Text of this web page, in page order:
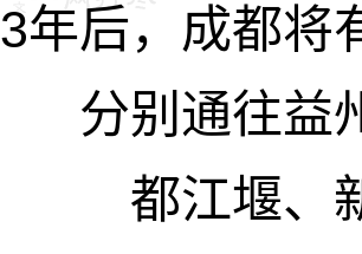
3年后，成都将
分别通往益
都江堰、